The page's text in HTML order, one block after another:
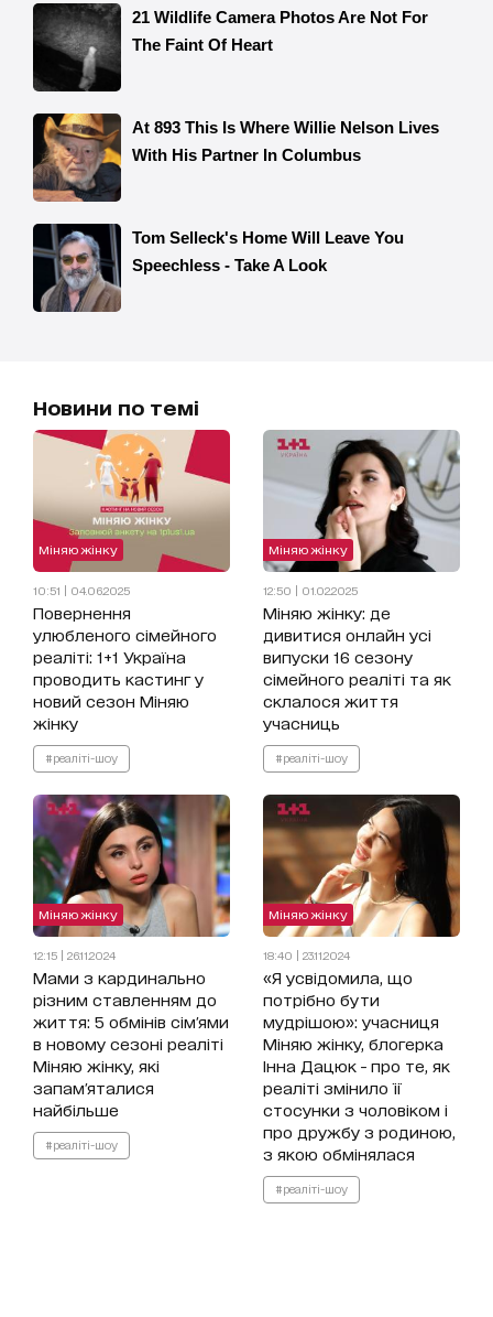
Новини по темі
Міняю жінку
10:51 | 04.06.2025
Повернення
улюбленого сімейного
реаліті: 1+1 Україна
проводить кастинг у
новий сезон Міняю
жінку
#реаліті-шоу
Міняю жінку
12:50 | 01.02.2025
Міняю жінку: де
дивитися онлайн усі
випуски 16 сезону
сімейного реаліті та як
склалося життя
учасниць
#реаліті-шоу
Міняю жінку
12:15 | 26.11.2024
Мами з кардинально
різним ставленням до
життя: 5 обмінів сім'ями
в новому сезоні реаліті
Міняю жінку, які
запам'яталися
найбільше
#реаліті-шоу
Міняю жінку
18:40 | 23.11.2024
«Я усвідомила, що
потрібно бути
мудрішою»: учасниця
Міняю жінку, блогерка
Інна Дацюк - про те, як
реаліті змінило її
стосунки з чоловіком і
про дружбу з родиною,
з якою обмінялася
#реаліті-шоу